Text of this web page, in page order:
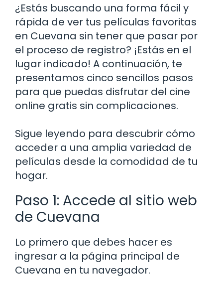
¿Estás buscando una forma fácil y
rápida de ver tus películas favoritas
en Cuevana sin tener que pasar por
el proceso de registro? ¡Estás en el
lugar indicado! A continuación, te
presentamos cinco sencillos pasos
para que puedas disfrutar del cine
online gratis sin complicaciones.
Sigue leyendo para descubrir cómo
acceder a una amplia variedad de
películas desde la comodidad de tu
hogar.
Paso 1: Accede al sitio web
de Cuevana
Lo primero que debes hacer es
ingresar a la página principal de
Cuevana en tu navegador.